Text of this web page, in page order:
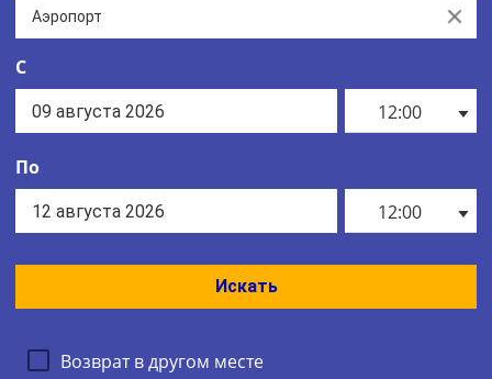
Clear
С
12:00
По
12:00
Искать
Возврат в другом месте